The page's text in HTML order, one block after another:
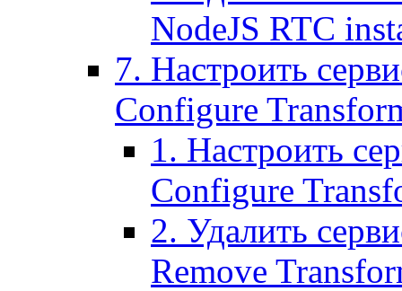
NodeJS RTC
7. Настроить
Configure
1. Настроить
Configure
2. Удалить
Remove